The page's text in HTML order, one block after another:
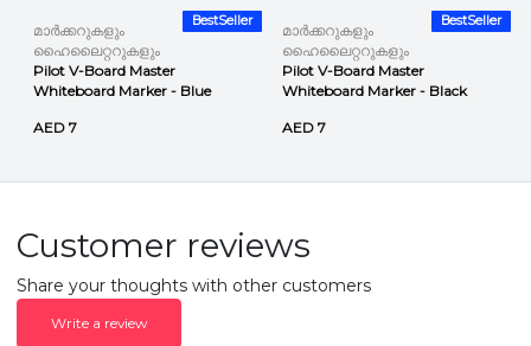
BestSeller
മാർക്കറുകളും
ഹൈലൈറ്ററുകളും
Pilot V-Board Master
Whiteboard Marker - Blue
AED 7
BestSeller
മാർക്കറുകളും
ഹൈലൈറ്ററുകളും
Pilot V-Board Master
Whiteboard Marker - Black
AED 7
Customer reviews
Share your thoughts with other customers
Write a review